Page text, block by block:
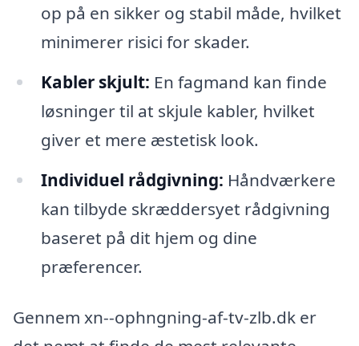
op på en sikker og stabil måde, hvilket
minimerer risici for skader.
Kabler skjult: En fagmand kan finde
løsninger til at skjule kabler, hvilket
giver et mere æstetisk look.
Individuel rådgivning: Håndværkere
kan tilbyde skræddersyet rådgivning
baseret på dit hjem og dine
præferencer.
Gennem xn--ophngning-af-tv-zlb.dk er